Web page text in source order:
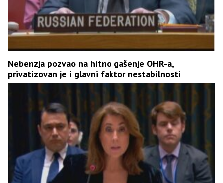
Nebenzja pozvao na hitno gašenje OHR-a,
privatizovan je i glavni faktor nestabilnosti